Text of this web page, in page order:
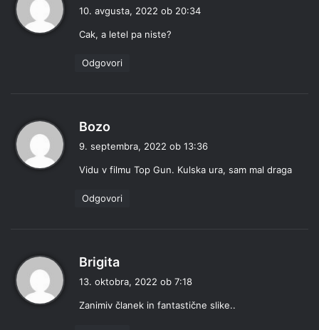
v
10. avgusta, 2022 ob 20:34
Cak, a letel pa niste?
Odgovori
Bozo
v
:
9. septembra, 2022 ob 13:36
Vidu v filmu Top Gun. Kulska ura, sam mal draga
Odgovori
Brigita
v
13. oktobra, 2022 ob 7:18
Zanimiv članek in fantastične slike..